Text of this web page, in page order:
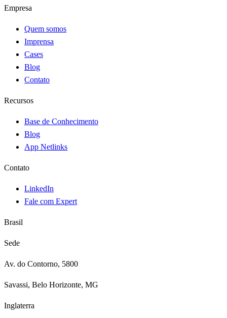
Empresa
Quem somos
Imprensa
Cases
Blog
Contato
Recursos
Base de Conhecimento
Blog
App Netlinks
Contato
LinkedIn
Fale com Expert
Brasil
Sede
Av. do Contorno, 5800
Savassi, Belo Horizonte, MG
Inglaterra